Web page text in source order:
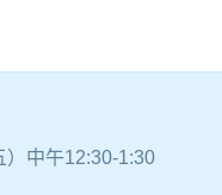
）中午12:30-1:30